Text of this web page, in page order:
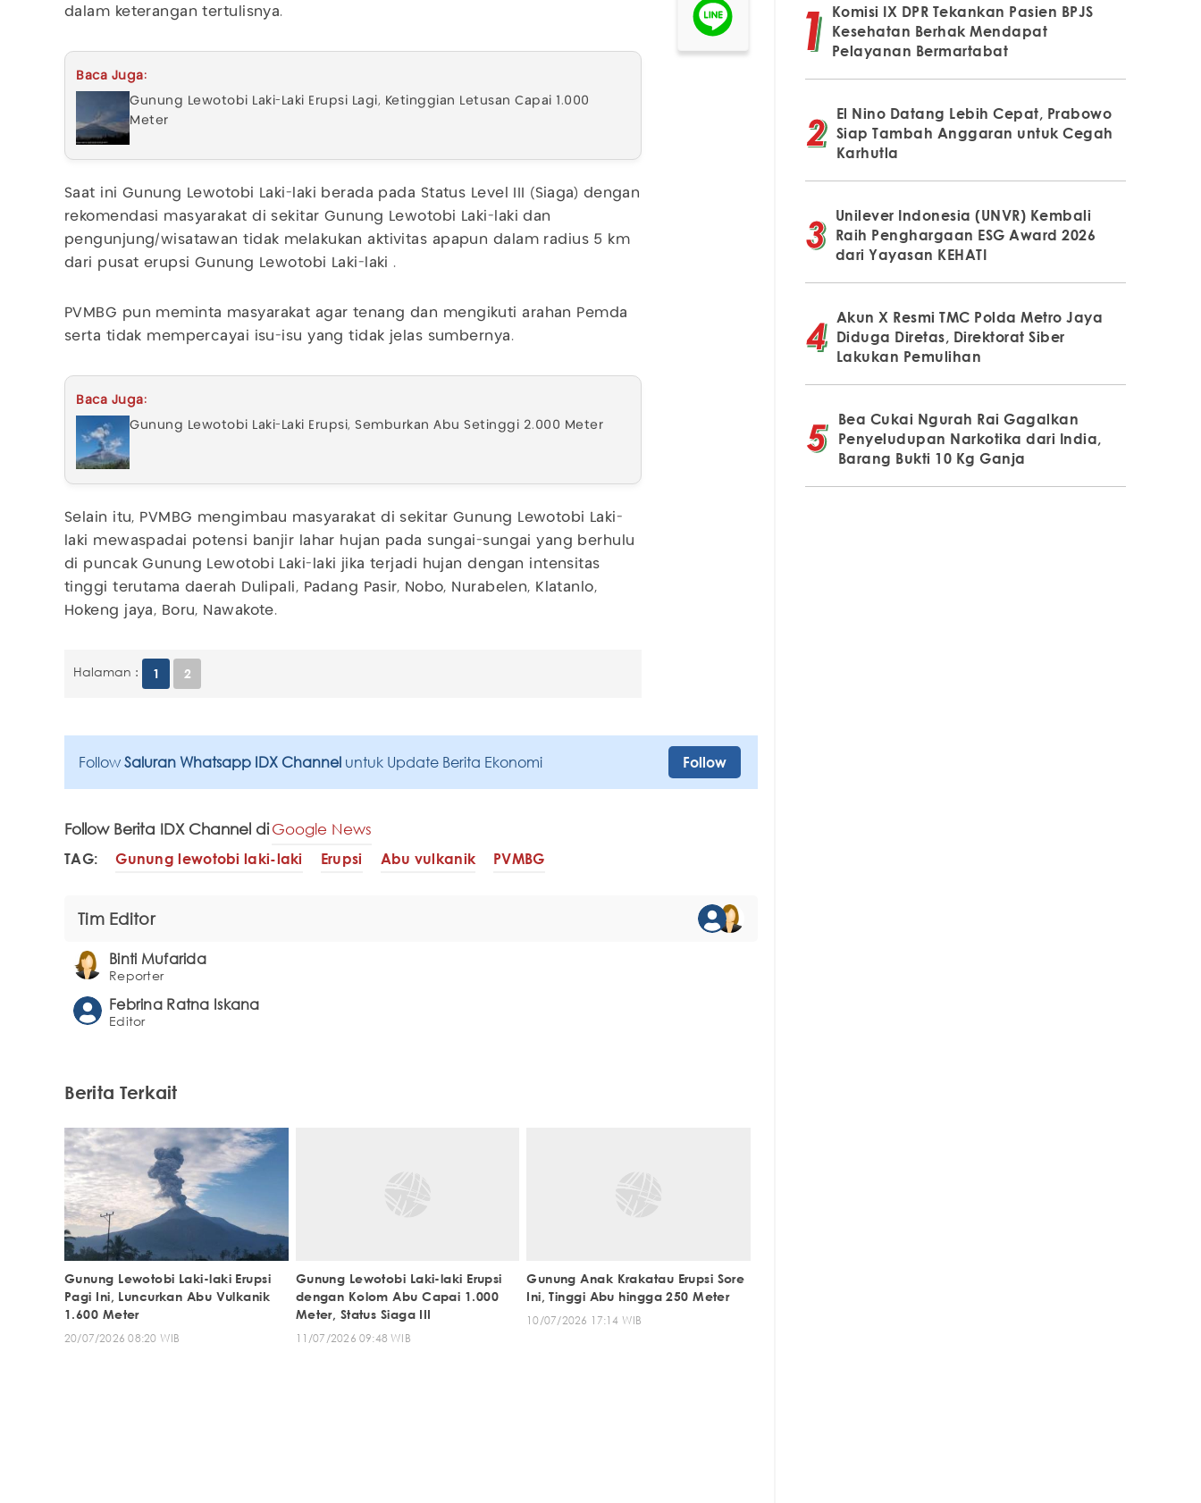
dalam keterangan tertulisnya.
Baca Juga:
Gunung Lewotobi Laki-Laki Erupsi Lagi, Ketinggian Letusan Capai 1.000
Meter
Saat ini Gunung Lewotobi Laki-laki berada pada Status Level III (Siaga) dengan
rekomendasi masyarakat di sekitar Gunung Lewotobi Laki-laki dan
pengunjung/wisatawan tidak melakukan aktivitas apapun dalam radius 5 km
dari pusat erupsi Gunung Lewotobi Laki-laki .
PVMBG pun meminta masyarakat agar tenang dan mengikuti arahan Pemda
serta tidak mempercayai isu-isu yang tidak jelas sumbernya.
Baca Juga:
Gunung Lewotobi Laki-Laki Erupsi, Semburkan Abu Setinggi 2.000 Meter
Selain itu, PVMBG mengimbau masyarakat di sekitar Gunung Lewotobi Laki-
laki mewaspadai potensi banjir lahar hujan pada sungai-sungai yang berhulu
di puncak Gunung Lewotobi Laki-laki jika terjadi hujan dengan intensitas
tinggi terutama daerah Dulipali, Padang Pasir, Nobo, Nurabelen, Klatanlo,
Hokeng jaya, Boru, Nawakote.
Halaman : 1 2
Follow Saluran Whatsapp IDX Channel untuk Update Berita Ekonomi Follow
Follow Berita IDX Channel diGoogle News
TAG: Gunung lewotobi laki-laki Erupsi Abu vulkanik PVMBG
Tim Editor
Binti Mufarida
Reporter
Febrina Ratna Iskana
Editor
Berita Terkait
Gunung Lewotobi Laki-laki Erupsi
Pagi Ini, Luncurkan Abu Vulkanik
1.600 Meter
20/07/2026 08:20 WIB
Gunung Lewotobi Laki-laki Erupsi
dengan Kolom Abu Capai 1.000
Meter, Status Siaga III
11/07/2026 09:48 WIB
Gunung Anak Krakatau Erupsi Sore
Ini, Tinggi Abu hingga 250 Meter
10/07/2026 17:14 WIB
Komisi IX DPR Tekankan Pasien BPJS
Kesehatan Berhak Mendapat
Pelayanan Bermartabat
El Nino Datang Lebih Cepat, Prabowo
Siap Tambah Anggaran untuk Cegah
Karhutla
Unilever Indonesia (UNVR) Kembali
Raih Penghargaan ESG Award 2026
dari Yayasan KEHATI
Akun X Resmi TMC Polda Metro Jaya
Diduga Diretas, Direktorat Siber
Lakukan Pemulihan
Bea Cukai Ngurah Rai Gagalkan
Penyeludupan Narkotika dari India,
Barang Bukti 10 Kg Ganja